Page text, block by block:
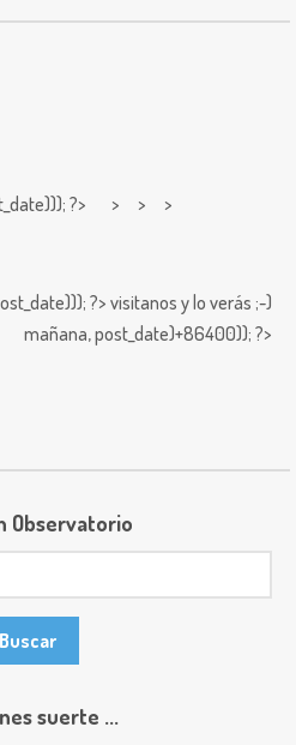
?> > > >
?>visitanos y lo verás ;-)
mañana,post_date)+86400)); ?>
Observatorio
suerte ...